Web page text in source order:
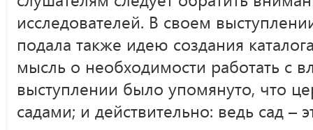
исследователей. В своем
подала также идею создания
мысль о необходимости работать с
выступлении было упомянуто, что
садами; и действительно: ведь сад –